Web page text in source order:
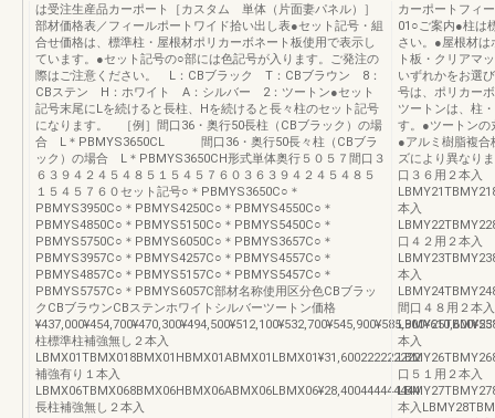
は受注生産品カーポート［カスタム 単体（片面妻パネル）］
部材価格表／フィールポートワイド拾い出し表●セット記号・組
合せ価格は、標準柱・屋根材ポリカーボネート板使用で表示し
ています。●セット記号の○部には色記号が入ります。ご発注の
際はご注意ください。 L：CBブラック T：CBブラウン 8：
CBステン H：ホワイト A：シルバー 2：ツートン●セット
記号末尾にLを続けると長柱、Hを続けると長々柱のセット記号
になります。 ［例］間口36・奥行50長柱（CBブラック）の場
合 L＊PBMYS3650CL 間口36・奥行50長々柱（CBブラ
ック）の場合 L＊PBMYS3650CH形式単体奥行５０５７間口３
６３９４２４５４８５１５４５７６０３６３９４２４５４８５
１５４５７６０セット記号○＊PBMYS3650C○＊
PBMYS3950C○＊PBMYS4250C○＊PBMYS4550C○＊
PBMYS4850C○＊PBMYS5150C○＊PBMYS5450C○＊
PBMYS5750C○＊PBMYS6050C○＊PBMYS3657C○＊
PBMYS3957C○＊PBMYS4257C○＊PBMYS4557C○＊
PBMYS4857C○＊PBMYS5157C○＊PBMYS5457C○＊
PBMYS5757C○＊PBMYS6057C部材名称使用区分色CBブラッ
クCBブラウンCBステンホワイトシルバーツートン価格
柱標準柱補強無し２本入
LBMX01TBMX018BMX01HBMX01ABMX01LBMX01¥31,600222222222
補強有り１本入
LBMX06TBMX068BMX06HBMX06ABMX06LBMX06¥28,400444444444
長柱補強無し２本入
カーポートフ
01○ご案内●柱は
さい。●屋根材は
ト板・クリアマ
いずれかをお選
号は、ポリカー
ツートンは、柱
す。●ツートンの
●アルミ樹脂複合
ズにより異なり
口３６用２本入
本入
口４２用２本入
本入
間口４８用２本入
本入
口５１用２本入
本入